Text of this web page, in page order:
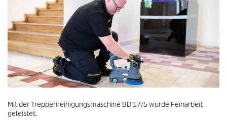
Mit der Treppenreinigungsmaschine BD 17/5 wurde Feinarbeit
geleistet.